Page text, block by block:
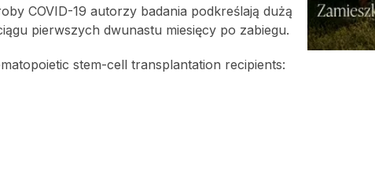
COVID-19 autorzy badania podkreślają dużą
pierwszych dwunastu miesięcy po zabiegu.
stem-cell transplantation recipients: